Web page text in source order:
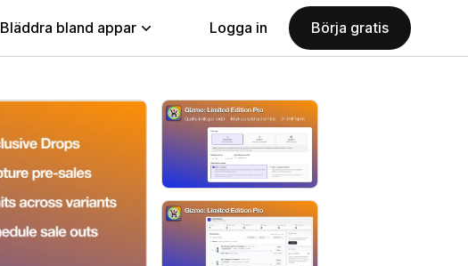
Bläddra bland appar Logga in Börja gratis